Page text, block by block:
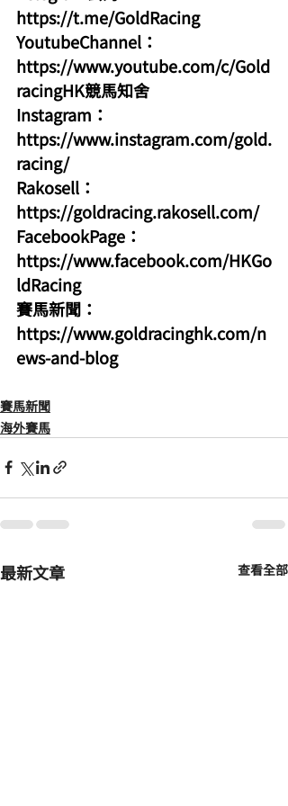
https://t.me/GoldRacing
YoutubeChannel：
https://www.youtube.com/c/Gold
racingHK競馬知舍
Instagram：
https://www.instagram.com/gold.
racing/
Rakosell：
https://goldracing.rakosell.com/
FacebookPage：
https://www.facebook.com/HKGo
ldRacing
賽馬新聞：
https://www.goldracinghk.com/n
ews-and-blog
賽馬新聞
海外賽馬
最新文章 查看全部